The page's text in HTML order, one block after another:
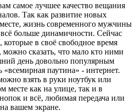
самое лучшее качество вещания
Так как развитие новых
жизнь современного мужчины
больше динамичности. Сейчас
которые в своё свободное время
можно сказать, что мало кто ними
день довольно популярным
«всемирная паутина» - интернет.
взять в руки ноутбук или
месте как на улице, так и в
и всё, любимая передача или
вашем экране.